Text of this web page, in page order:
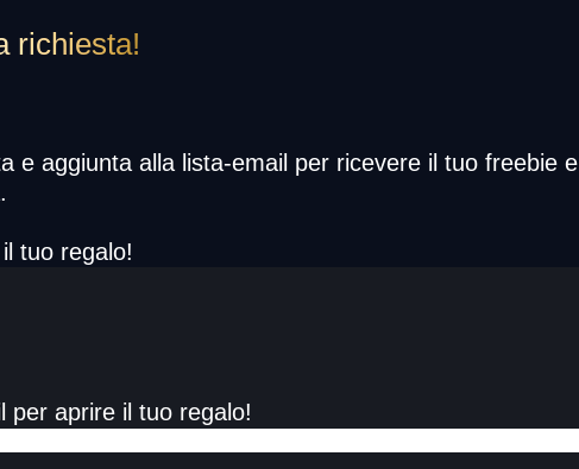
richiesta!
e aggiunta alla lista-email per ricevere il tuo freebie e
tuo regalo!
per aprire il tuo regalo!